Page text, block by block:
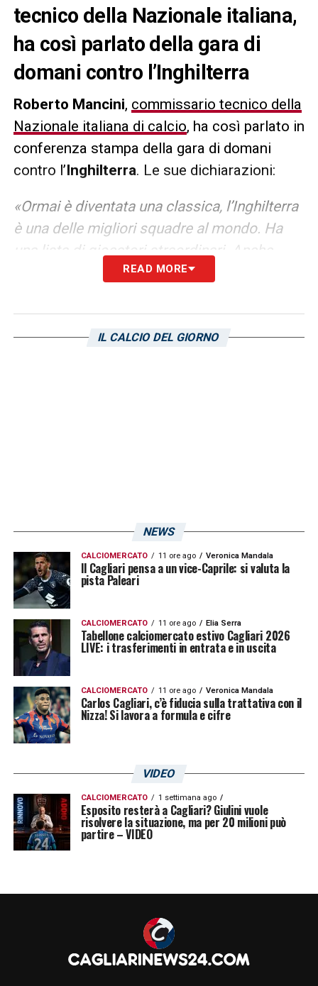
tecnico della Nazionale italiana,
ha così parlato della gara di
domani contro l’Inghilterra
Roberto Mancini, commissario tecnico della
Nazionale italiana di calcio, ha così parlato in
conferenza stampa della gara di domani
contro l’Inghilterra. Le sue dichiarazioni:
«Ormai è diventata una classica, l’Inghilterra
è una delle migliori squadre al mondo. Ha
una lista di giocatori straordinari. Anche
domani sarà una gara molto difficile, noi
sarà semplice per entrambe. Abbiamo
giocato con un modulo diverso nelle gare di
READ MORE
IL CALCIO DEL GIORNO
NEWS
CALCIOMERCATO 11 ore ago Veronica Mandala
Il Cagliari pensa a un vice-Caprile: si valuta la
pista Paleari
CALCIOMERCATO 11 ore ago Elia Serra
Tabellone calciomercato estivo Cagliari 2026
LIVE: i trasferimenti in entrata e in uscita
CALCIOMERCATO 11 ore ago Veronica Mandala
Carlos Cagliari, c’è fiducia sulla trattativa con il
Nizza! Si lavora a formula e cifre
VIDEO
CALCIOMERCATO 1 settimana ago
Esposito resterà a Cagliari? Giulini vuole
risolvere la situazione, ma per 20 milioni può
partire – VIDEO